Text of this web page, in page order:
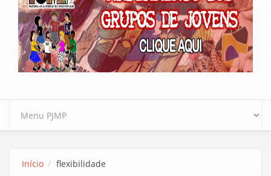
Início flexibilidade